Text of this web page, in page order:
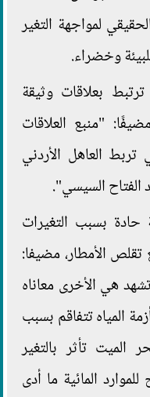
لمواجهة التغير
وخضراء.
بعلاقات وثيقة
"منبع العلاقات
تربط العاهل الأردني
الفتاح السيسي".
بسبب التغيرات
تقلص الأمطار، مضيفا:
هي الأخرى معاناه
المياه تتفاقم بسبب
تأثر بالتغير
المائية ما أدى